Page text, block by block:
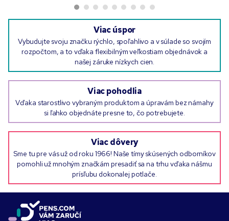
Viac úspor
Vybudujte svoju značku rýchlo, spoľahlivo a v súlade so svojím
rozpočtom, a to vďaka flexibilným veľkostiam objednávok a
našej záruke nízkych cien.
Viac pohodlia
Vďaka starostlivo vybraným produktom a úpravám bez námahy
si ľahko objednáte presne to, čo potrebujete.
Viac dôvery
Sme tu pre vás už od roku 1966! Naše tímy skúsených odborníkov
pomohli už mnohým značkám presadiť sa na trhu vďaka nášmu
prísľubu dokonalej potlače.